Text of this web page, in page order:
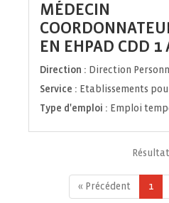
MÉDECIN
EN EHPAD CDD 1
Direction : Direction
Service : Etablissements
Type d'emploi : Emploi
« Précédent 1